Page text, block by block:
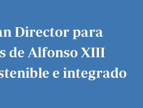
Director para
de Alfonso XIII
e integrado